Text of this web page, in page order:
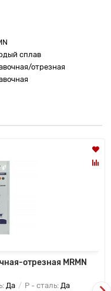
сплав
отрезная
отрезная MRMN
Да P - сталь: Да